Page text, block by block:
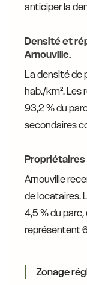
anticiper la
Densité et
Arnouville.
La densité de
hab./km².
93,2 % du
secondaires
Propriétaires
Arnouville
de locataires.
4,5 % du
représentent
Zonage